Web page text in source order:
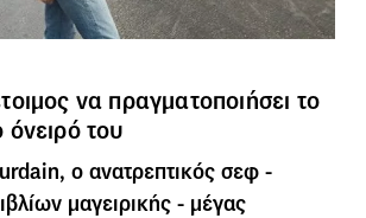
να πραγματοποιήσει το
όνειρό του
ο ανατρεπτικός σεφ -
μαγειρικής - μέγας